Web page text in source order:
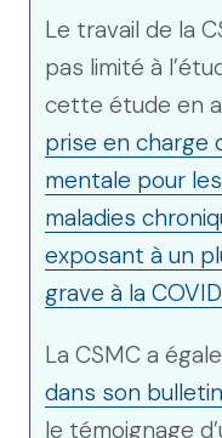
Le travail de la
pas limité à
cette étude en
prise en charge
mentale pour
maladies
exposant à un
grave à la
La CSMC a
dans son
le témoignage